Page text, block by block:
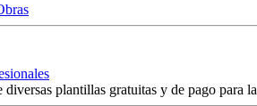
plantillas gratuitas y de pago para la